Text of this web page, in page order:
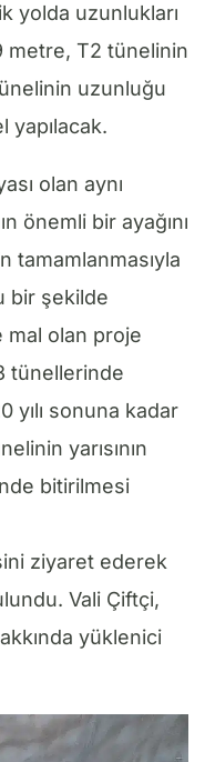
yolda uzunlukları
metre, T2 tünelinin
uzunluğu
yapılacak.
olan aynı
önemli bir ayağını
tamamlanmasıyla
bir şekilde
mal olan proje
tünellerinde
yılı sonuna kadar
yarısının
bitirilmesi
ziyaret ederek
Vali Çiftçi,
yüklenici